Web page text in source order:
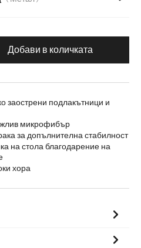
стомана
на продукта:
Добави в количката
заострени подлакътници и
микрофибър
за допълнителна стабилност
на стола благодарение на
хора